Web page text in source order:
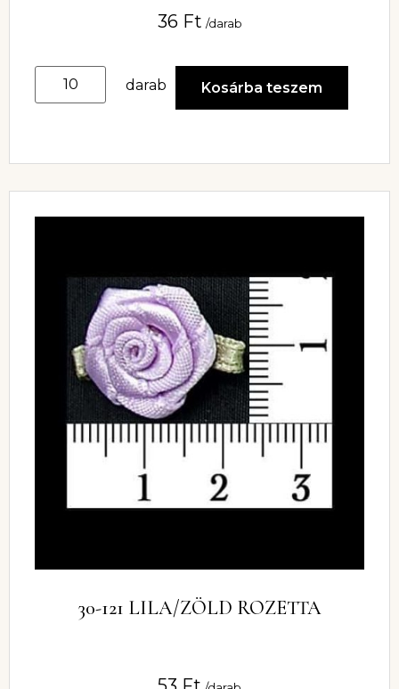
36 Ft /darab
darab Kosárba teszem
30-121 LILA/ZÖLD ROZETTA